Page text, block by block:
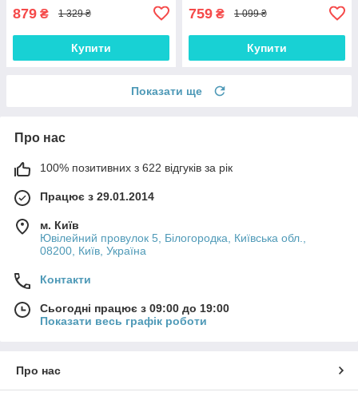
879 ₴ 1 329 ₴
Купити
759 ₴ 1 099 ₴
Купити
Показати ще
Про нас
100% позитивних з 622 відгуків за рік
Працює з 29.01.2014
м. Київ
Ювілейний провулок 5, Білогородка, Київська обл.,
08200, Київ, Україна
Контакти
Сьогодні працює з 09:00 до 19:00
Показати весь графік роботи
Про нас